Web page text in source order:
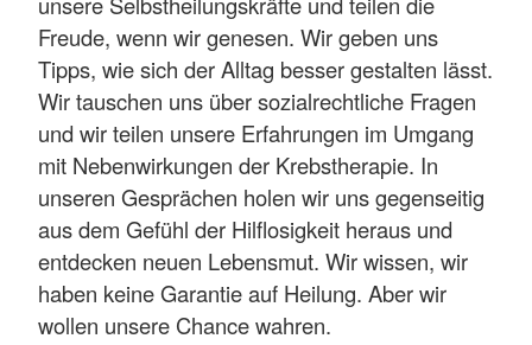
Freude, wenn wir genesen. Wir geben uns
Tipps, wie sich der Alltag besser gestalten lässt.
Wir tauschen uns über sozialrechtliche Fragen
und wir teilen unsere Erfahrungen im Umgang
mit Nebenwirkungen der Krebstherapie. In
unseren Gesprächen holen wir uns gegenseitig
aus dem Gefühl der Hilflosigkeit heraus und
entdecken neuen Lebensmut. Wir wissen, wir
haben keine Garantie auf Heilung. Aber wir
wollen unsere Chance wahren.